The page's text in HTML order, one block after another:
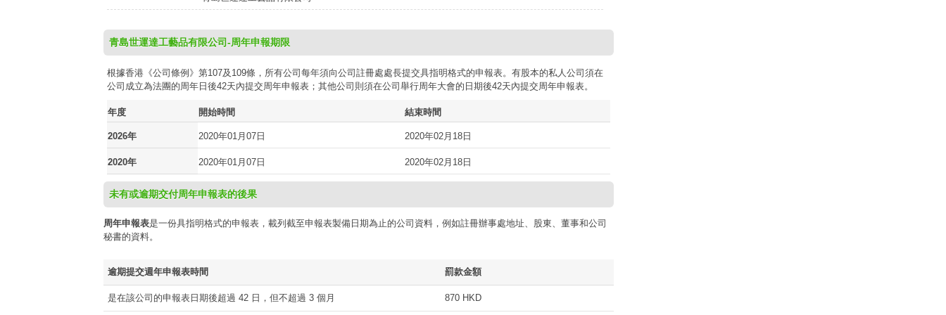
青島世運達工藝品有限公司-周年申報期限
根據香港《公司條例》第107及109條，所有公司每年須向公司註冊處處長提交具指明格式的申報表。有股本的私人公司須在
公司成立為法團的周年日後42天內提交周年申報表；其他公司則須在公司舉行周年大會的日期後42天內提交周年申報表。
年度 開始時間 結束時間
2026年 2020年01月07日 2020年02月18日
2020年 2020年01月07日 2020年02月18日
未有或逾期交付周年申報表的後果
周年申報表是一份具指明格式的申報表，載列截至申報表製備日期為止的公司資料，例如註冊辦事處地址、股東、董事和公司
秘書的資料。
逾期提交週年申報表時間 罰款金額
是在該公司的申報表日期後超過 42 日，但不超過 3 個月 870 HKD